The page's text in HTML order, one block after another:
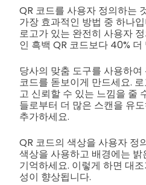
QR 코드를 사용자 정의하는
가장 효과적인 방법 중 하나
로고가 있는 완전히 사용자
인 흑백 QR 코드보다 40%
당사의 맞춤 도구를 사용하
코드를 돋보이게 만드세요.
고 신뢰할 수 있는 느낌을 줄
들로부터 더 많은 스캔을 유
추가하세요.
QR 코드의 색상을 사용자 정
색상을 사용하고 배경에는
기억하세요. 이렇게 하면 대
성이 향상됩니다.